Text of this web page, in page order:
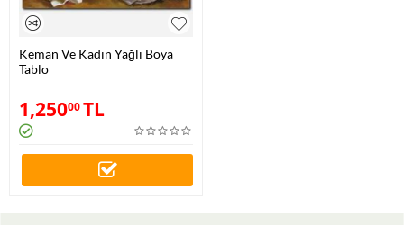
Keman Ve Kadın Yağlı Boya
Tablo
1,25000TL